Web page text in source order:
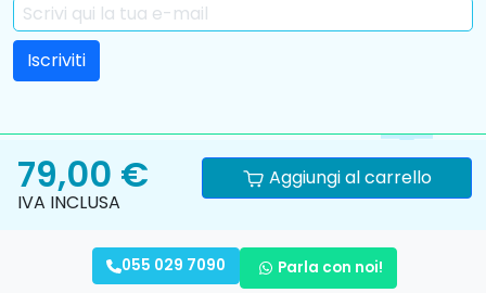
79,00 €
IVA INCLUSA
Aggiungi al carrello
055 029 7090 Parla con noi!